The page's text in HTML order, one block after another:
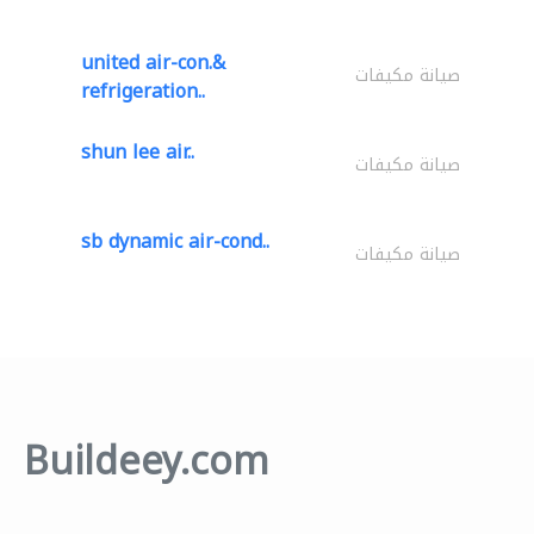
united air-con.&
refrigeration.. صيانة مكيفات
shun lee air.. صيانة مكيفات
sb dynamic air-cond.. صيانة مكيفات
Buildeey.com